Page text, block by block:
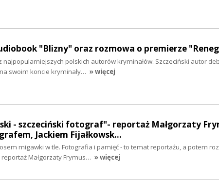
"Blizny" oraz rozmowa o premierze
najpopularniejszych polskich autorów kryminałów. Szczeciński autor
swoim koncie kryminały… » więcej
- szczeciński fotograf"- reportaż Małgorzaty
Jackiem Fijałkowsk…
migawki w tle. Fotografia i pamięć - to temat reportażu, a potem
Małgorzaty Frymus… » więcej